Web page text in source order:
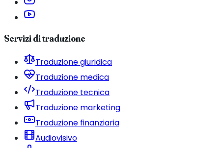
Servizi di traduzione
Traduzione giuridica
Traduzione medica
Traduzione tecnica
Traduzione marketing
Traduzione finanziaria
Audiovisivo